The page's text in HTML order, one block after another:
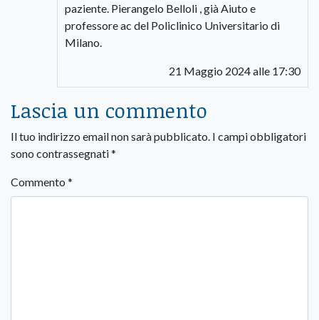
paziente. Pierangelo Belloli , già Aiuto e
professore ac del Policlinico Universitario di
Milano.
21 Maggio 2024 alle 17:30
Lascia un commento
Il tuo indirizzo email non sarà pubblicato. I campi obbligatori
sono contrassegnati*
Commento *